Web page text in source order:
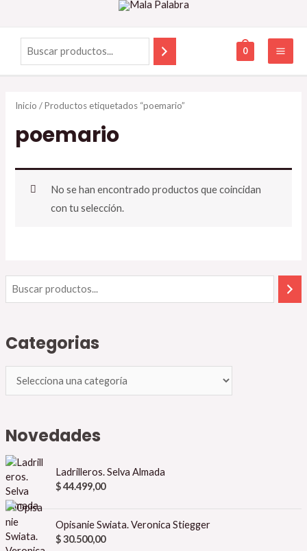
0
Categorias
Novedades
Ladrilleros. Selva Almada
$44.499,00
Opisanie Swiata. Veronica Stiegger
$30.500,00
Inicio / Productos etiquetados “poemario”
poemario
No se han encontrado productos que coincidan
con tu selección.